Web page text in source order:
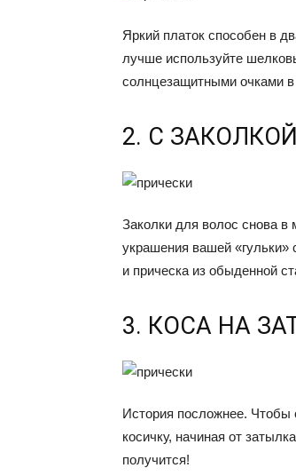
Яркий платок способен в
лучше используйте
солнцезащитными очками в
2. С ЗАКОЛКОЙ
Заколки для волос снова в
украшения вашей «гульки»
и прическа из обыденной
3. КОСА НА
История посложнее. Чтобы
косичку, начиная от
получится!